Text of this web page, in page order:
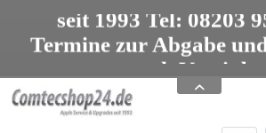
seit 1993 Tel: 08203
Termine zur Abgabe
nur nach
Apple Service, Upgrades
seit 1993 Tel: 08203